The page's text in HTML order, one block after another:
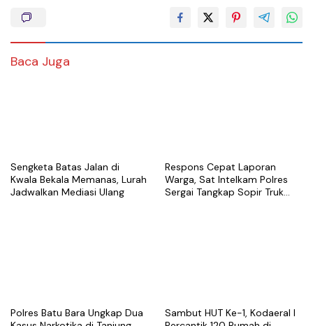
Baca Juga
Sengketa Batas Jalan di
Kwala Bekala Memanas, Lurah
Jadwalkan Mediasi Ulang
Respons Cepat Laporan
Warga, Sat Intelkam Polres
Sergai Tangkap Sopir Truk
Polres Batu Bara Ungkap Dua
Sambut HUT Ke-1, Kodaeral I